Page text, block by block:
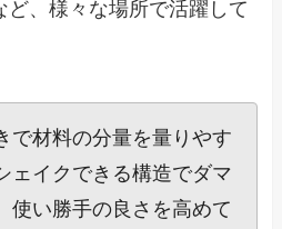
ど、様々な場所で活躍して
で材料の分量を量りやす
ェイクできる構造でダマ
使い勝手の良さを高めて